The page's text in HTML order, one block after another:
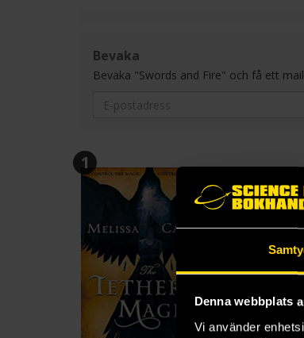
Denna webbplats
Vi använder
Bevaka
Bevaka "Swords and Fire" och få ett
1